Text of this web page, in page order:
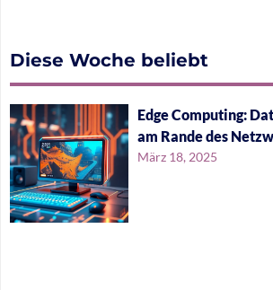
Diese Woche beliebt
Edge Computing:
am Rande des
März 18, 2025